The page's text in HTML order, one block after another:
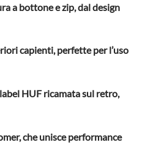
a bottone e zip, dal design
capienti, perfette per l’uso
HUF ricamata sul retro,
che unisce performance